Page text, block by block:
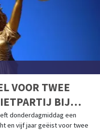
VOOR TWEE
BIJ
donderdagmiddag een
en vijf jaar geëist voor twee